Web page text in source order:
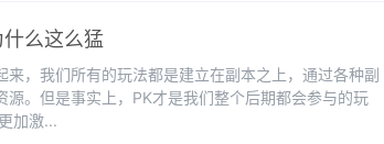
么这么猛
，我们所有的玩法都是建立在副本之上，通过各种副
。但是事实上，PK才是我们整个后期都会参与的玩
加激...